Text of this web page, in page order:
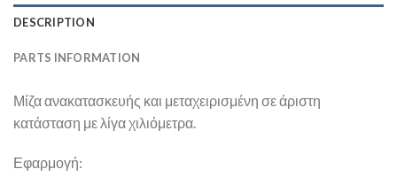
DESCRIPTION
PARTS INFORMATION
Μίζα ανακατασκευής και μεταχειρισμένη σε άριστη
κατάσταση με λίγα χιλιόμετρα.
Εφαρμογή: